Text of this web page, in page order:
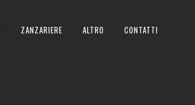
ZANZARIERE ALTRO CONTATTI